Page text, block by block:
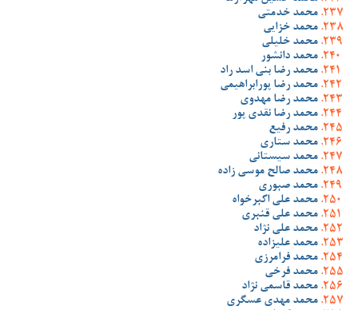
محمد خدمتی
محمد خزایی
محمد خلیلی
محمد دانشور
محمد رضا بنی اسد راد
محمد رضا پورابراهیمی
محمد رضا مهدوی
محمد رضا نقدی پور
محمد رفیع
محمد ستاری
محمد سیستانی
محمد صالح موسی زاده
محمد صبوری
محمد علی اکبرخواه
محمد علی قنبری
محمد علی نژاد
محمد علیزاده
محمد فرامرزی
محمد فرخی
محمد قاسمی نژاد
محمد مهدی عسگری